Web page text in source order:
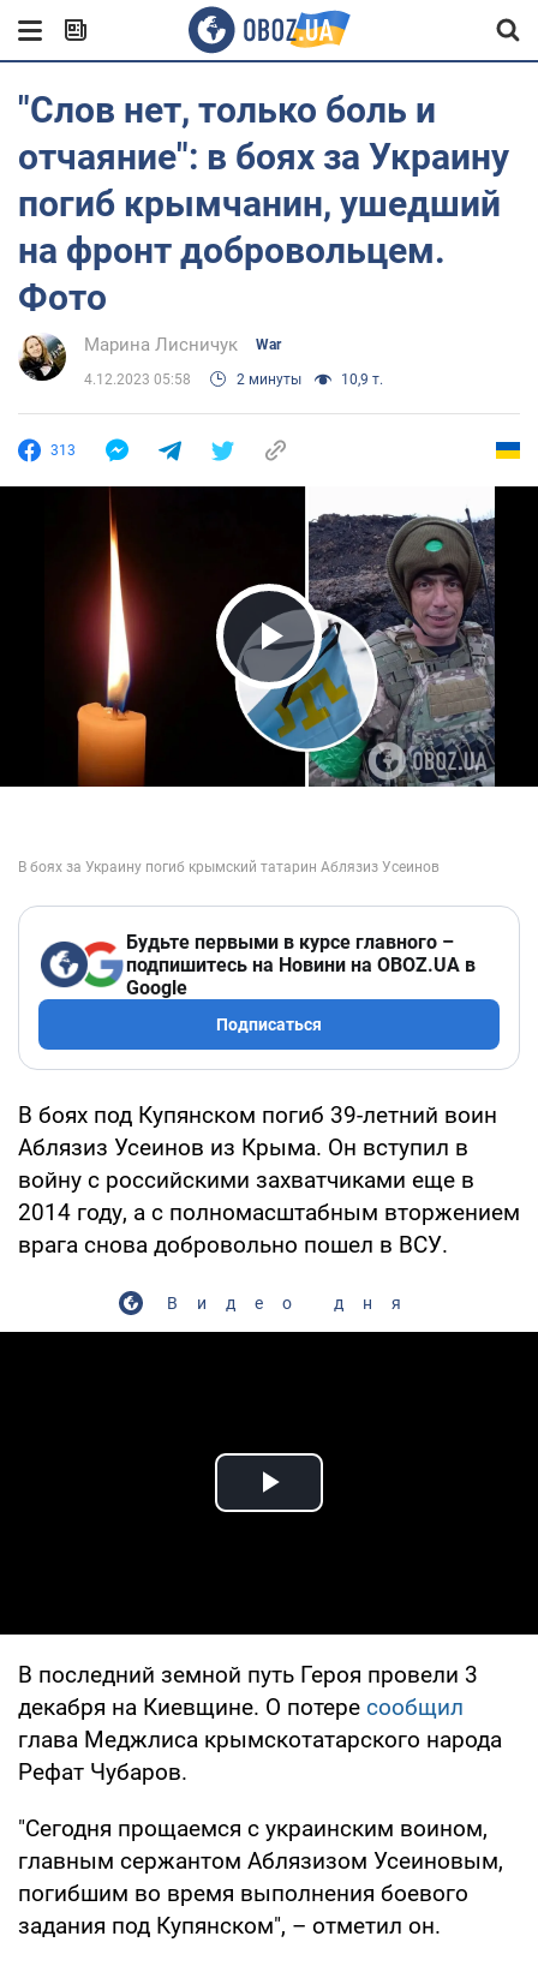
"Слов нет, только боль и
отчаяние": в боях за Украину
погиб крымчанин, ушедший
на фронт добровольцем.
Фото
Марина Лисничук War
4.12.2023 05:58 2 минуты 10,9 т.
313
Play Video
Будьте первыми в курсе главного –
подпишитесь на Новини на OBOZ.UA в
Google
Подписаться
В боях под Купянском погиб 39-летний воин
Аблязиз Усеинов из Крыма. Он вступил в
войну с российскими захватчиками еще в
2014 году, а с полномасштабным вторжением
врага снова добровольно пошел в ВСУ.
Видео дня
Play Video
В последний земной путь Героя провели 3
декабря на Киевщине. О потере сообщил
глава Меджлиса крымскотатарского народа
Рефат Чубаров.
"Сегодня прощаемся с украинским воином,
главным сержантом Аблязизом Усеиновым,
погибшим во время выполнения боевого
задания под Купянском", – отметил он.